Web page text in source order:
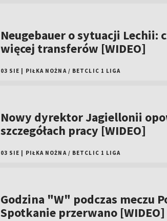
Neugebauer o sytuacji Lechii:
więcej transferów [WIDEO]
03 SIE PIŁKA NOŻNA / BETCLIC 1 LIGA
Nowy dyrektor Jagiellonii
szczegółach pracy [WIDEO]
03 SIE PIŁKA NOŻNA / BETCLIC 1 LIGA
Godzina "W" podczas meczu
Spotkanie przerwano [WIDEO]